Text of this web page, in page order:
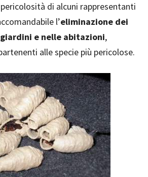
di alcuni rappresentanti
l’eliminazione dei
e nelle abitazioni,
alle specie più pericolose.